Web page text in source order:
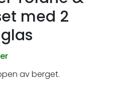
med 2
av berget.